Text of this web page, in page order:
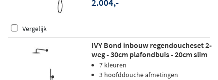
Vergelijk
IVY Bond inbouw regendoucheset 2-
weg - 30cm plafondbuis - 20cm slim
hoofddouche rond - wandhouder -
satin spray handdouche - zwart
7 kleuren
3 hoofddouche afmetingen